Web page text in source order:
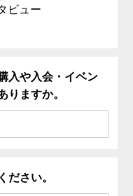
ビュー
入や入会・イベン
りますか。
ださい。